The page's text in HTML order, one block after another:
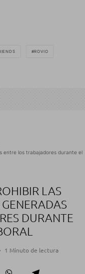
ROVIO
entre los trabajadores durante el
LAS
DURANTE
· 1 Minuto de lectura